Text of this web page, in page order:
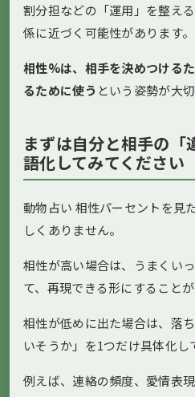
割分担などの「運用」を整え
係に近づく可能性があります。
相性%は、相手を決めつける
るために使う という姿勢が大切
まずは自分と相手の「
語化してみてください
動物占い 相性パーセントを見
しくありません。
相性が高い場合は、うまくい
て、再現できる形にすることが
相性が低めに出た場合は、落
いそうか」を1つだけ具体化し
例えば、連絡の頻度、愛情表